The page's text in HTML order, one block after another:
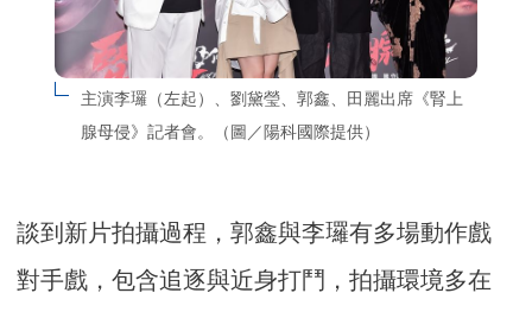
主演李㼈（左起）、劉黛瑩、郭鑫、田麗出席《腎上
腺母侵》記者會。（圖／陽科國際提供）
談到新片拍攝過程，郭鑫與李㼈有多場動作戲
對手戲，包含追逐與近身打鬥，拍攝環境多在